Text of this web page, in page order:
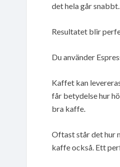
det hela går
Resultatet blir
Du använder
Kaffet kan
får betydelse hur
bra kaffe.
Oftast står det hur
kaffe också. Ett